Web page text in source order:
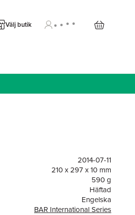
Välj butik
2014-07-11
210 x 297 x 10 mm
590 g
Häftad
Engelska
BAR International Series